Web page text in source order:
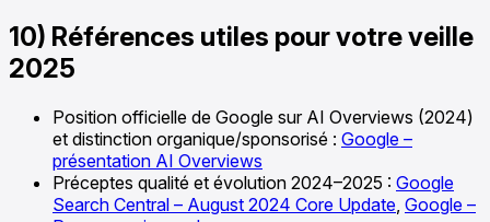
10) Références utiles pour votre veille
2025
Position officielle de Google sur AI Overviews (2024)
et distinction organique/sponsorisé : Google –
présentation AI Overviews
Préceptes qualité et évolution 2024–2025 : Google
Search Central – August 2024 Core Update Google –